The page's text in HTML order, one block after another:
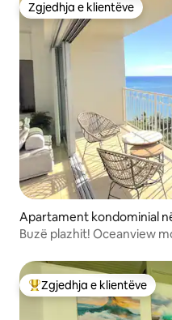
Zgjedhja e klientëve
Zgjedhja e klientëve
Apartament kondominial
Buzë plazhit! Oceanview
Më të mirat e zgjedhjeve
Zgjedhja e klientëve